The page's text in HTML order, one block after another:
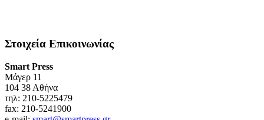
Στοιχεία Επικοινωνίας
Smart Press
Mάγερ 11
104 38 Αθήνα
τηλ: 210-5225479
fax: 210-5241900